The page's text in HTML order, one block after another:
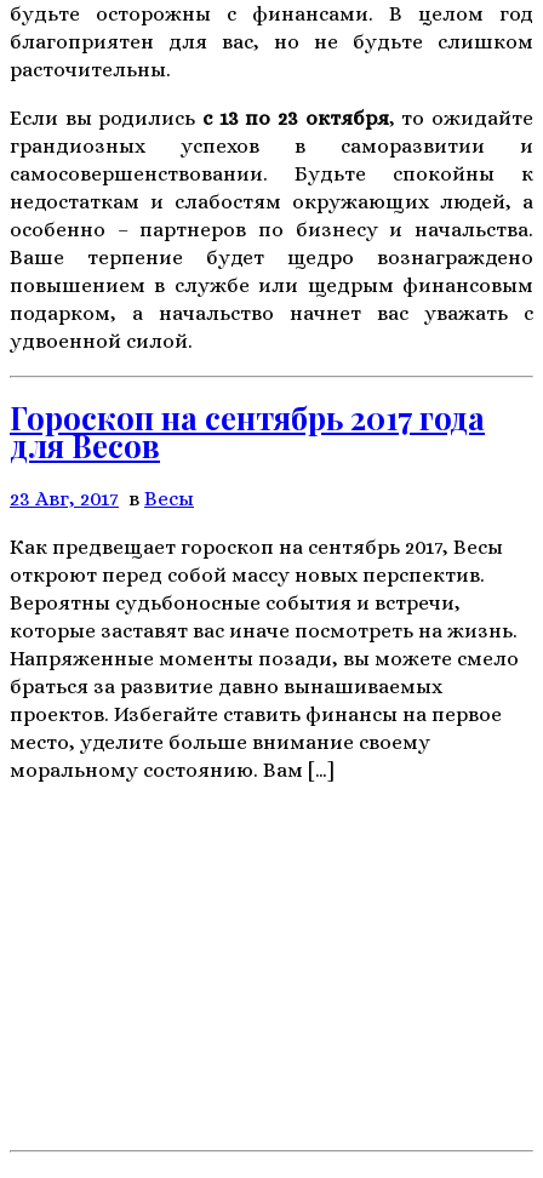
будьте осторожны с финансами. В целом год
благоприятен для вас, но не будьте слишком
расточительны.
Если вы родились с 13 по 23 октября, то ожидайте
грандиозных успехов в саморазвитии и
самосовершенствовании. Будьте спокойны к
недостаткам и слабостям окружающих людей, а
особенно – партнеров по бизнесу и начальства.
Ваше терпение будет щедро вознаграждено
повышением в службе или щедрым финансовым
подарком, а начальство начнет вас уважать с
удвоенной силой.
Гороскоп на сентябрь 2017 года
для Весов
23 Авг, 2017 в Весы
Как предвещает гороскоп на сентябрь 2017, Весы
откроют перед собой массу новых перспектив.
Вероятны судьбоносные события и встречи,
которые заставят вас иначе посмотреть на жизнь.
Напряженные моменты позади, вы можете смело
браться за развитие давно вынашиваемых
проектов. Избегайте ставить финансы на первое
место, уделите больше внимание своему
моральному состоянию. Вам […]